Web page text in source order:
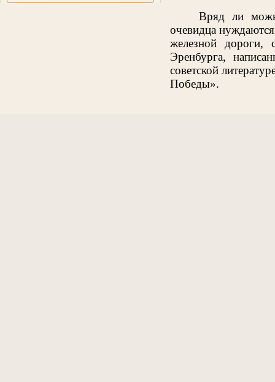
Вряд ли
очевидца
железной дороги,
Эренбурга,
советской
Победы».